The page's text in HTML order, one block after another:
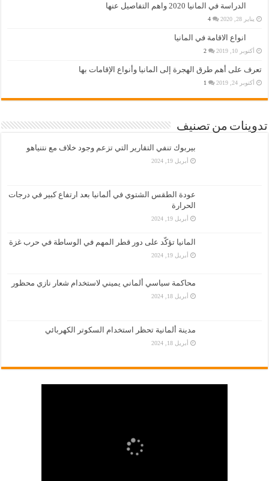
الدراسة في المانيا 2020 واهم التفاصيل عنها
يناير 28, 2020 4
انواع الاقامة في المانيا
أكتوبر 10, 2019 2
تعرف على أهم طرق الهجرة إلى المانيا وأنواع الإقامات بها
أكتوبر 24, 2019 1
تدوينات من تصنيف
بيربوك تنفي التقارير التي تزعم وجود خلاف مع نتنياهو
أبريل 19, 2024
عودة الطقس الشتوي في ألمانيا بعد ارتفاع كبير في درجات
الحرارة
أبريل 19, 2024
المانيا تؤكّد على دور قطر المهم في الوساطة في حرب غزة
أبريل 19, 2024
محاكمة سياسي ألماني يميني لاستخدام شعار نازي محظور
أبريل 18, 2024
مدينة ألمانية تحظر استخدام السكوتر الكهربائي
أبريل 18, 2024